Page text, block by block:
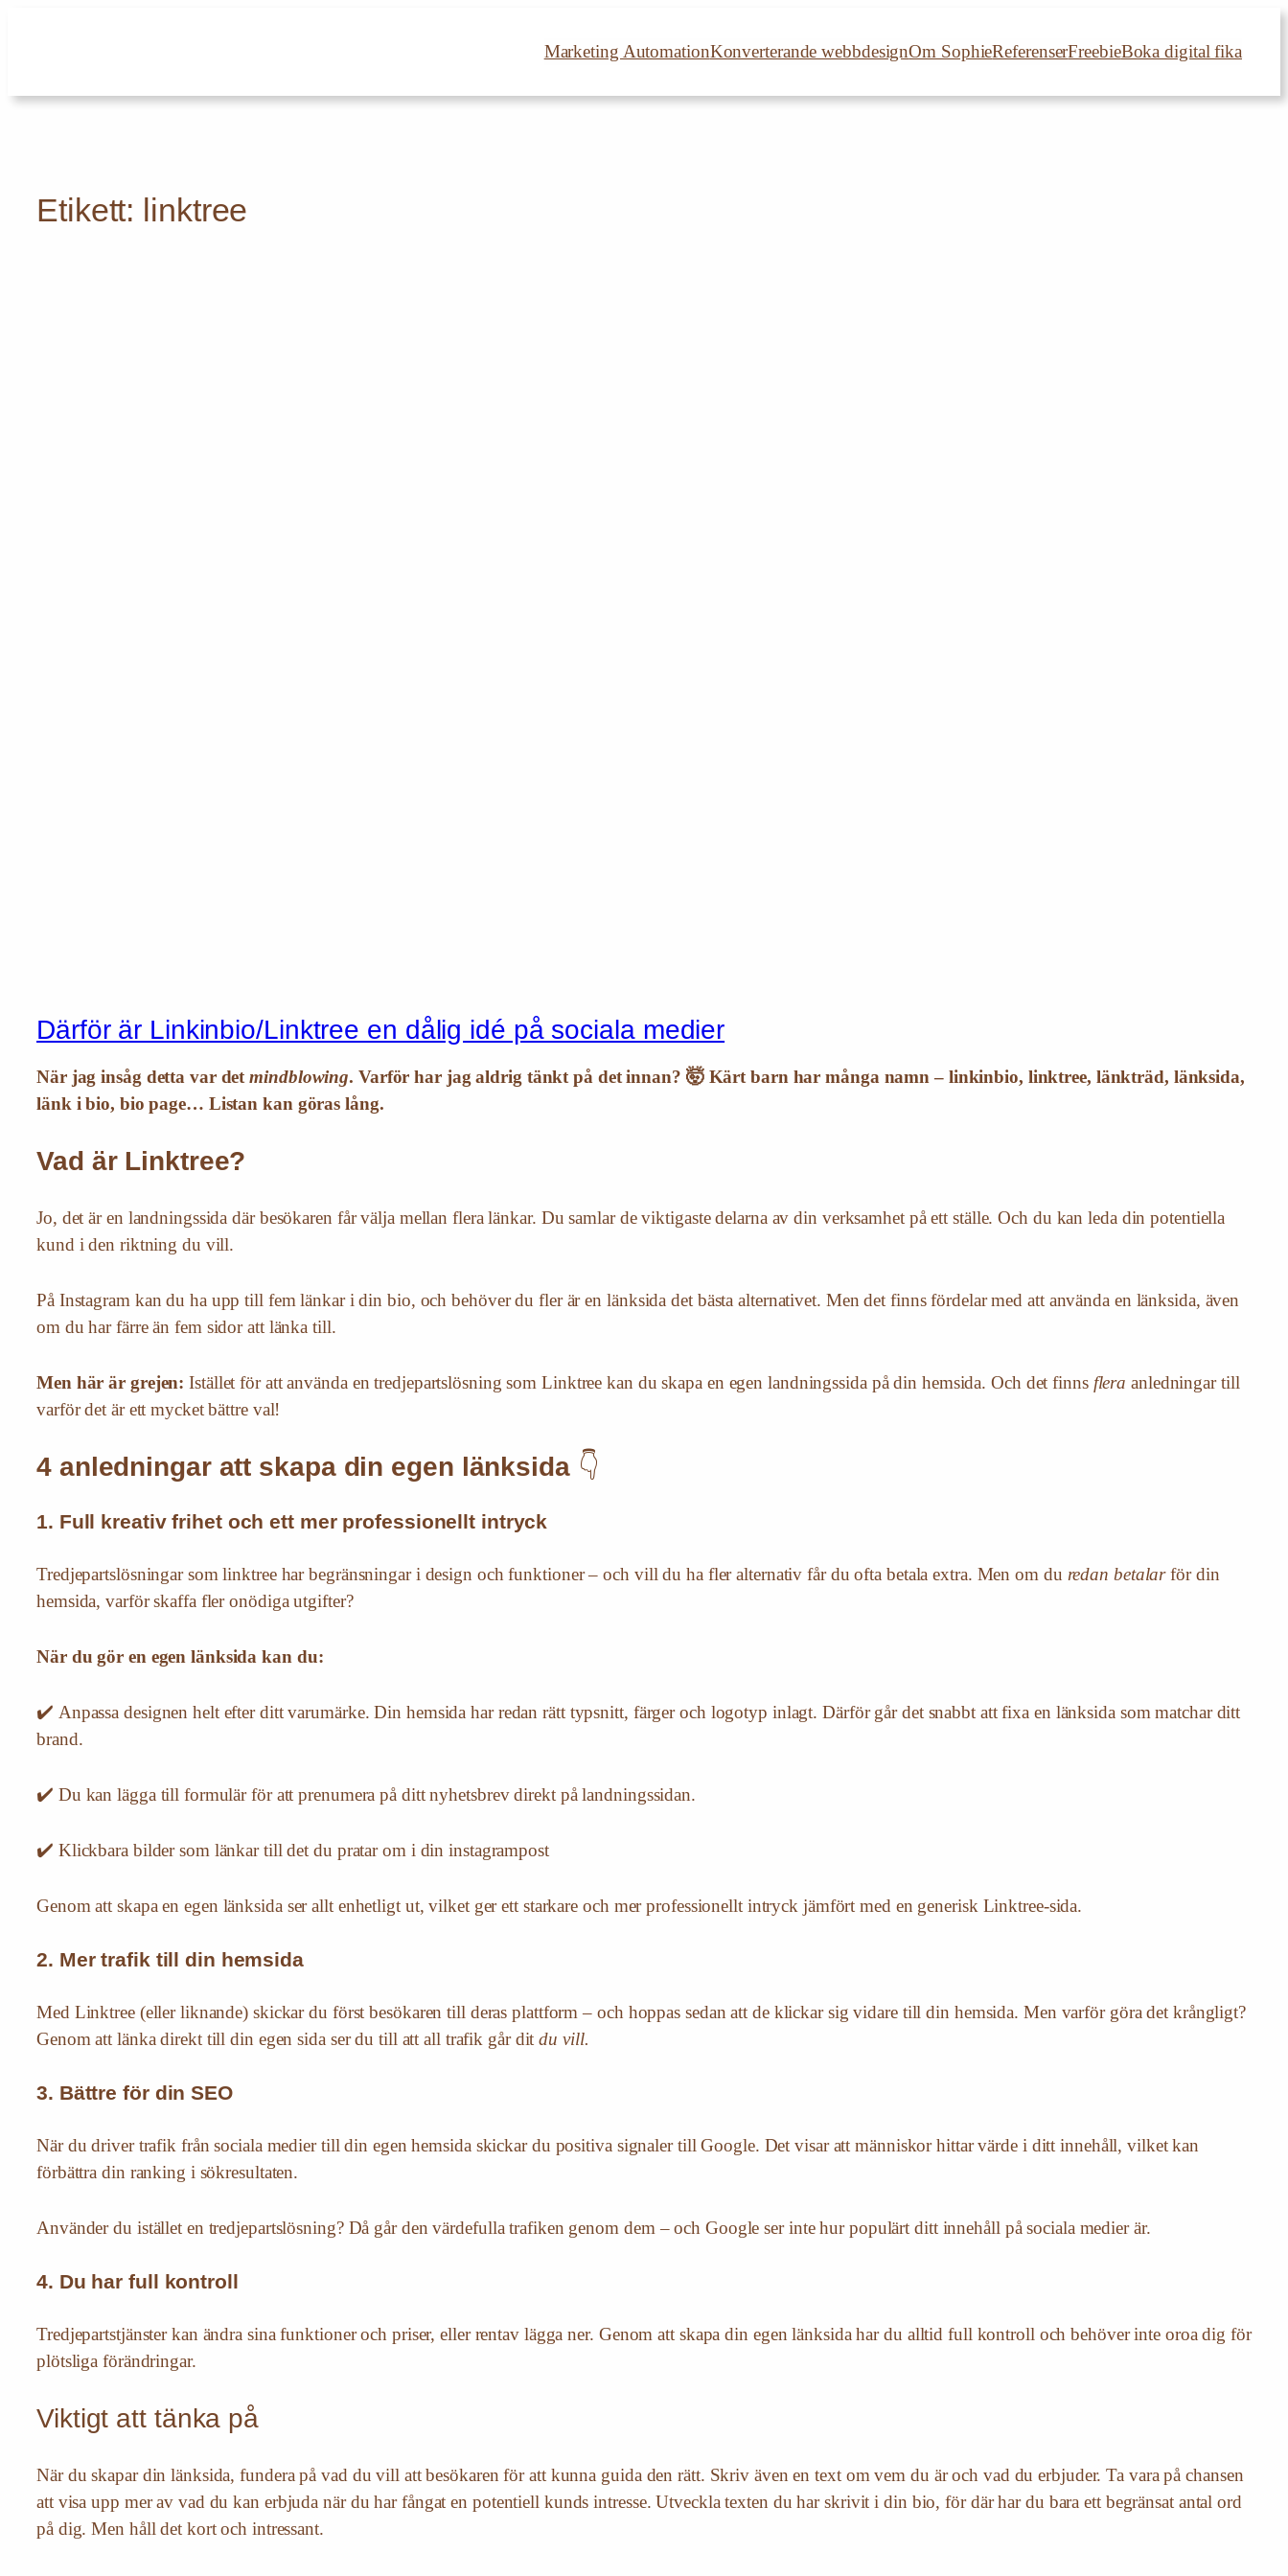
Marketing AutomationKonverterande webbdesignOm SophieReferenserFreebieBoka digital fika
Etikett: linktree
Därför är Linkinbio/Linktree en dålig idé på sociala medier
När jag insåg detta var detmindblowing. Varför har jag aldrig tänkt på det innan? 🤯 Kärt barn har många namn – linkinbio, linktree, länkträd, länksida,
länk i bio, bio page… Listan kan göras lång.
Vad är Linktree?
Jo, det är en landningssida där besökaren får välja mellan flera länkar. Du samlar de viktigaste delarna av din verksamhet på ett ställe. Och du kan leda din potentiella
kund i den riktning du vill.
På Instagram kan du ha upp till fem länkar i din bio, och behöver du fler är en länksida det bästa alternativet. Men det finns fördelar med att använda en länksida, även
om du har färre än fem sidor att länka till.
Men här är grejen: Istället för att använda en tredjepartslösning som Linktree kan du skapa en egen landningssida på din hemsida. Och det finns flera anledningar till
varför det är ett mycket bättre val!
4 anledningar att skapa din egen länksida👇
1. Full kreativ frihet och ett mer professionellt intryck
Tredjepartslösningar som linktree har begränsningar i design och funktioner – och vill du ha fler alternativ får du ofta betala extra. Men om du redan betalarför din
hemsida, varför skaffa fler onödiga utgifter?
När du gör en egen länksida kan du:
✔️ Anpassa designen helt efter ditt varumärke. Din hemsida har redan rätt typsnitt, färger och logotyp inlagt. Därför går det snabbt att fixa en länksida som matchar ditt
brand.
✔️ Du kan lägga till formulär för att prenumera på ditt nyhetsbrev direkt på landningssidan.
✔️ Klickbara bilder som länkar till det du pratar om i din instagrampost
Genom att skapa en egen länksida ser allt enhetligt ut, vilket ger ett starkare och mer professionellt intryck jämfört med en generisk Linktree-sida.
2. Mer trafik till din hemsida
Med Linktree (eller liknande) skickar du först besökaren till deras plattform – och hoppas sedan att de klickar sig vidare till din hemsida. Men varför göra det krångligt?
Genom att länka direkt till din egen sida ser du till att all trafik går ditdu vill.
3. Bättre för din SEO
När du driver trafik från sociala medier till din egen hemsida skickar du positiva signaler till Google. Det visar att människor hittar värde i ditt innehåll, vilket kan
förbättra din ranking i sökresultaten.
Använder du istället en tredjepartslösning? Då går den värdefulla trafiken genom dem – och Google ser inte hur populärt ditt innehåll på sociala medier är.
4. Du har full kontroll
Tredjepartstjänster kan ändra sina funktioner och priser, eller rentav lägga ner. Genom att skapa din egen länksida har du alltid full kontroll och behöver inte oroa dig för
plötsliga förändringar.
Viktigt att tänka på
När du skapar din länksida, fundera på vad du vill att besökaren för att kunna guida den rätt. Skriv även en text om vem du är och vad du erbjuder. Ta vara på chansen
att visa upp mer av vad du kan erbjuda när du har fångat en potentiell kunds intresse. Utveckla texten du har skrivit i din bio, för där har du bara ett begränsat antal ord
på dig. Men håll det kort och intressant.